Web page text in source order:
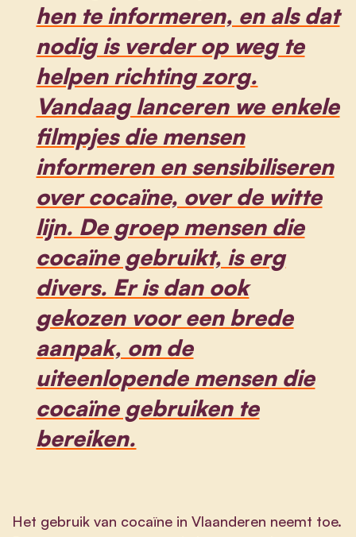
hen te informeren, en als dat
nodig is verder op weg te
helpen richting zorg.
Vandaag lanceren we enkele
filmpjes die mensen
informeren en sensibiliseren
over cocaïne, over de witte
lijn. De groep mensen die
cocaïne gebruikt, is erg
divers. Er is dan ook
gekozen voor een brede
aanpak, om de
uiteenlopende mensen die
cocaïne gebruiken te
bereiken.
Het gebruik van cocaïne in Vlaanderen neemt toe.